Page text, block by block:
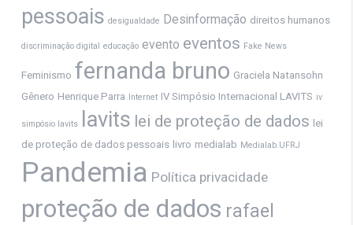
pessoais desigualdade Desinformação direitos humanos
discriminação digital educação evento eventos Fake News
Feminismo fernanda bruno Graciela Natansohn
Gênero Henrique Parra Internet IV Simpósio Internacional LAVITS iv
simpósio lavits lavits lei de proteção de dados lei
de proteção de dados pessoais livro medialab Medialab.UFRJ
Pandemia Política privacidade
proteção de dados rafael